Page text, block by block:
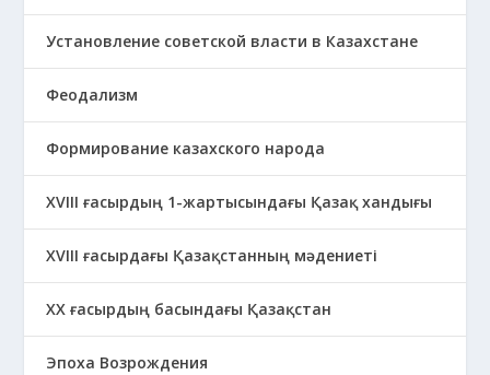
Установление советской власти в Казахстане
Феодализм
Формирование казахского народа
ХVIII ғасырдың 1-жартысындағы Қазақ хандығы
ХVІІІ ғасырдағы Қазақстанның мәдениеті
ХХ ғасырдың басындағы Қазақстан
Эпоха Возрождения